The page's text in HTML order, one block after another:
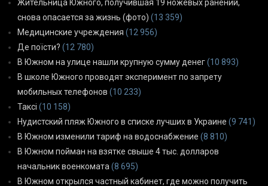
Жительница Южного, получившая 19 ножевых ранений,
снова опасается за жизнь (фото) (13 359)
Медицинские учреждения (12 956)
Де поїсти? (12 780)
В Южном на улице нашли крупную сумму денег(10 893)
В школе Южного проводят эксперимент по запрету
мобильных телефонов (10 233)
Таксі (10 158)
Нудистский пляж Южного в списке лучших в Украине (9 741)
В Южном изменили тариф на водоснабжение (8 810)
В Южном пойман на взятке свыше 4 тыс. долларов
начальник военкомата (8 695)
В Южном открылся частный кабинет, где можно получить